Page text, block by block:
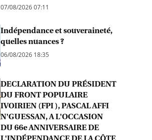
07/08/2026 07:11
Indépendance et souveraineté,
quelles nuances ?
06/08/2026 18:35
DECLARATION DU PRÉSIDENT
DU FRONT POPULAIRE
IVOIRIEN (FPI ), PASCAL AFFI
N'GUESSAN, A L'OCCASION
DU 66e ANNIVERSAIRE DE
L'INDÉPENDANCE DE LA CÔTE